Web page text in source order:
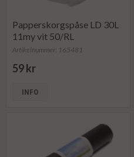
Papperskorgspåse LD 30L
11my vit 50/RL
Artikelnummer: 165481
59 kr
INFO